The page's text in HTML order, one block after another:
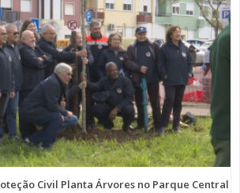
Civil Planta Árvores no Parque Central